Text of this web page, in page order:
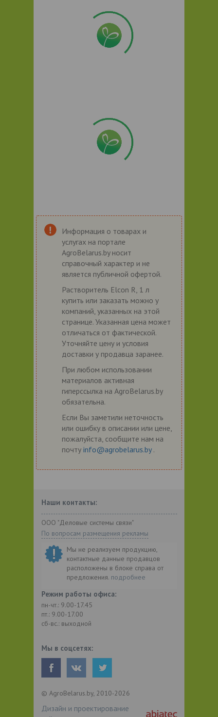
Информация о товарах и
услугах на портале
AgroBelarus.by носит
справочный характер и не
является публичной офертой.
Растворитель Elcon R, 1 л
купить или заказать можно у
компаний, указанных на этой
странице. Указанная цена может
отличаться от фактической.
Уточняйте цену и условия
доставки у продавца заранее.
При любом использовании
материалов активная
гиперссылка на AgroBelarus.by
обязательна.
Если Вы заметили неточность
или ошибку в описании или цене,
пожалуйста, сообщите нам на
почту info@agrobelarus.by .
Наши контакты:
ООО "Деловые системы связи"
По вопросам размещения рекламы
Мы не реализуем продукцию,
контактные данные продавцов
расположены в блоке справа от
предложения. подробнее
Режим работы офиса:
пн-чт.: 9.00-17.45
пт.: 9.00-17.00
сб-вс.: выходной
Мы в соцсетях:
© AgroBelarus.by, 2010-2026
Дизайн и проектирование